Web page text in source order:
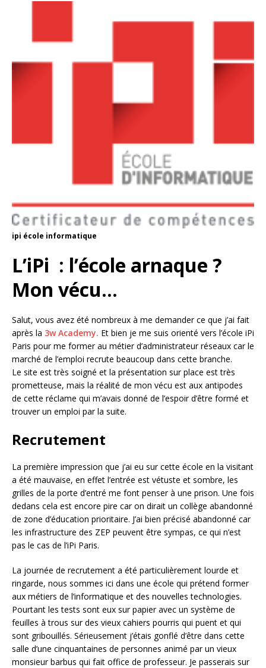
ipi école informatique
L’iPi : l’école arnaque ?
Mon vécu…
Salut, vous avez été nombreux à me demander ce que j’ai fait
après la 3w Academy. Et bien je me suis orienté vers l’école iPi
Paris pour me former au métier d’administrateur réseaux car le
marché de l’emploi recrute beaucoup dans cette branche.
Le site est très soigné et la présentation sur place est très
prometteuse, mais la réalité de mon vécu est aux antipodes
de cette réclame qui m’avais donné de l’espoir d’être formé et
trouver un emploi par la suite.
Recrutement
La première impression que j’ai eu sur cette école en la visitant
a été mauvaise, en effet l’entrée est vétuste et sombre, les
grilles de la porte d’entré me font penser à une prison. Une fois
dedans cela est encore pire car on dirait un collège abandonné
de zone d’éducation prioritaire. J’ai bien précisé abandonné car
les infrastructure des ZEP peuvent être sympas, ce qui n’est
pas le cas de l’iPi Paris.
La journée de recrutement a été particulièrement lourde et
ringarde, nous sommes ici dans une école qui prétend former
aux métiers de l’informatique et des nouvelles technologies.
Pourtant les tests sont eux sur papier avec un système de
feuilles à trous sur des vieux cahiers pourris qui puent et qui
sont gribouillés. Sérieusement j’étais gonflé d’être dans cette
salle d’une cinquantaines de personnes animé par un vieux
monsieur barbus qui fait office de professeur. Je passerais sur